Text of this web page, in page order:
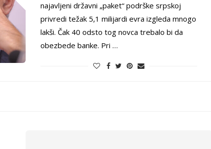
najavljeni državni „paket“ podrške srpskoj
privredi težak 5,1 milijardi evra izgleda mnogo
lakši. Čak 40 odsto tog novca trebalo bi da
obezbede banke. Pri …